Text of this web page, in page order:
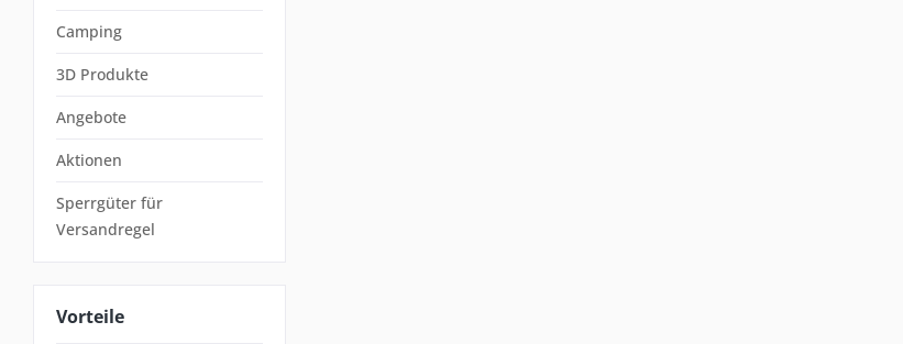
Camping
3D Produkte
Angebote
Aktionen
Sperrgüter für
Versandregel
Vorteile